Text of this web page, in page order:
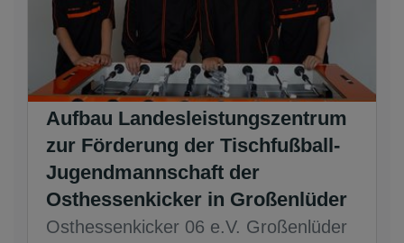
Aufbau Landesleistungszentrum
zur Förderung der Tischfußball-
Jugendmannschaft der
Osthessenkicker in Großenlüder
Osthessenkicker 06 e.V. Großenlüder